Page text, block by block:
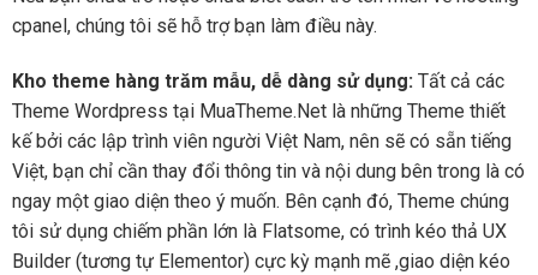
cpanel, chúng tôi sẽ hỗ trợ bạn làm điều này.
Kho theme hàng trăm mẫu, dễ dàng sử dụng: Tất cả các
Theme Wordpress tại MuaTheme.Net là những Theme thiết
kế bởi các lập trình viên người Việt Nam, nên sẽ có sẵn tiếng
Việt, bạn chỉ cần thay đổi thông tin và nội dung bên trong là có
ngay một giao diện theo ý muốn. Bên cạnh đó, Theme chúng
tôi sử dụng chiếm phần lớn là Flatsome, có trình kéo thả UX
Builder (tương tự Elementor) cực kỳ mạnh mẽ ,giao diện kéo